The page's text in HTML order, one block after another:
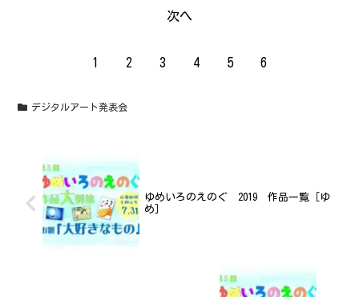
次へ
1 2 3 4 5 6
デジタルアート発表会
ゆめいろのえのぐ 2019 作品一覧［ゆ
め］